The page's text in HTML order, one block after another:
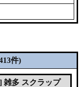
件)
雑多 スクラップ